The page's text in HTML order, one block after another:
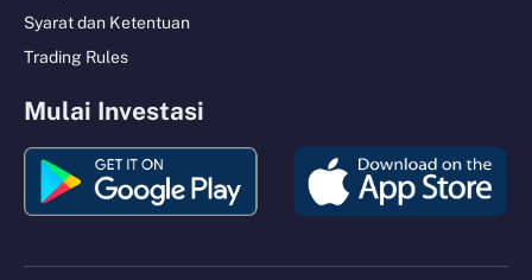
Syarat dan Ketentuan
Trading Rules
Mulai Investasi